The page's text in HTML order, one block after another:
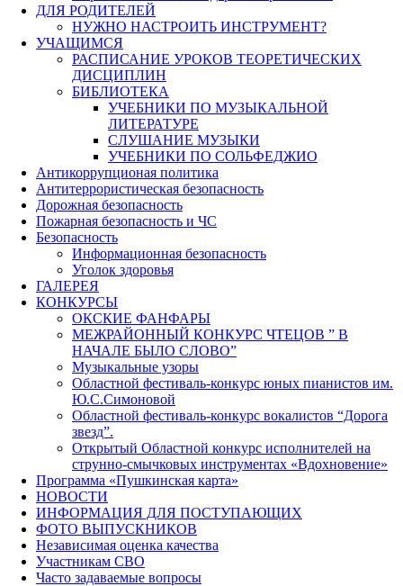
ДЛЯ РОДИТЕЛЕЙ
НУЖНО НАСТРОИТЬ ИНСТРУМЕНТ?
УЧАЩИМСЯ
РАСПИСАНИЕ УРОКОВ ТЕОРЕТИЧЕСКИХ
ДИСЦИПЛИН
БИБЛИОТЕКА
УЧЕБНИКИ ПО МУЗЫКАЛЬНОЙ
ЛИТЕРАТУРЕ
СЛУШАНИЕ МУЗЫКИ
УЧЕБНИКИ ПО СОЛЬФЕДЖИО
Антикоррупционая политика
Антитеррористическая безопасность
Дорожная безопасность
Пожарная безопасность и ЧС
Безопасность
Информационная безопасность
Уголок здоровья
ГАЛЕРЕЯ
КОНКУРСЫ
ОКСКИЕ ФАНФАРЫ
МЕЖРАЙОННЫЙ КОНКУРС ЧТЕЦОВ ” В
НАЧАЛЕ БЫЛО СЛОВО”
Музыкальные узоры
Областной фестиваль-конкурс юных пианистов им.
Ю.С.Симоновой
Областной фестиваль-конкурс вокалистов “Дорога
звезд”.
Открытый Областной конкурс исполнителей на
струнно-смычковых инструментах «Вдохновение»
Программа «Пушкинская карта»
НОВОСТИ
ИНФОРМАЦИЯ ДЛЯ ПОСТУПАЮЩИХ
ФОТО ВЫПУСКНИКОВ
Независимая оценка качества
Участникам СВО
Часто задаваемые вопросы